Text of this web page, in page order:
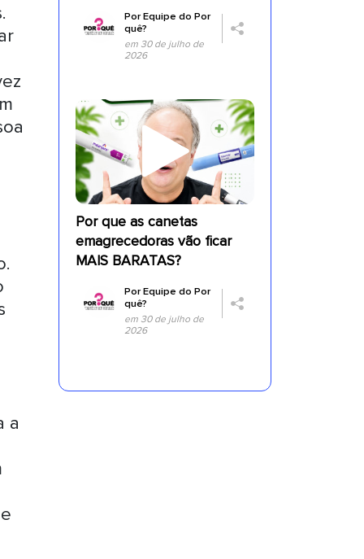
a
PorEquipe do Por
quê?
em 30 de julho de
2026
Por que as canetas
emagrecedoras vão ficar
MAIS BARATAS?
PorEquipe do Por
quê?
em 30 de julho de
2026